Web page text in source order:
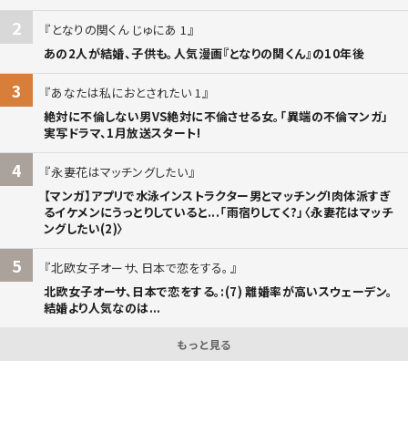
2
となりの関くん じゅにあ 1
あの2人が結婚、子供も。人気漫画『となりの関くん』の10年後
3
あなたは私におとされたい 1
絶対に不倫しない男VS絶対に不倫させる女。「異端の不倫マンガ」
実写ドラマ、1月放送スタート!
4
永妻花はマッチングしたい
【マンガ】アプリで水泳インストラクター男とマッチング!肉体派すぎ
るイケメンにうっとりしていると...「雨宿りしてく?」〈永妻花はマッチ
ングしたい(2)〉
5
北欧女子オーサ、日本で恋をする。
北欧女子オーサ、日本で恋をする。:(7) 離婚率が高いスウェーデン。
結婚より人気なのは...
もっと見る